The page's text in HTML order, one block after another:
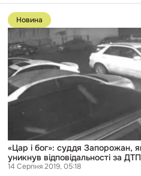
Перейти
до
публікації
«Цар
бог»:
суддя
Запорожан,
який
нахамив
патрульним,
уникнув
ДТП
Новина
«Цар і бог»: суддя Запорожан,
уникнув відповідальності за ДТП
14 Серпня 2019, 05:18